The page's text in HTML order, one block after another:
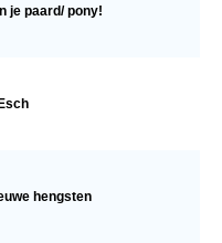
je paard/ pony!
hengsten